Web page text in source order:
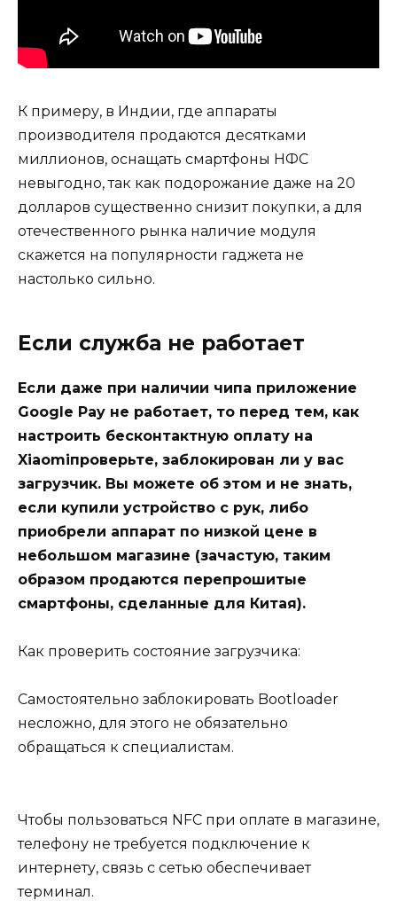
К примеру, в Индии, где аппараты
производителя продаются десятками
миллионов, оснащать смартфоны НФС
невыгодно, так как подорожание даже на 20
долларов существенно снизит покупки, а для
отечественного рынка наличие модуля
скажется на популярности гаджета не
настолько сильно.
Если служба не работает
Если даже при наличии чипа приложение
Google Pay не работает, то перед тем, как
настроить бесконтактную оплату на
Xiaomiпроверьте, заблокирован ли у вас
загрузчик. Вы можете об этом и не знать,
если купили устройство с рук, либо
приобрели аппарат по низкой цене в
небольшом магазине (зачастую, таким
образом продаются перепрошитые
смартфоны, сделанные для Китая).
Как проверить состояние загрузчика:
Самостоятельно заблокировать Bootloader
несложно, для этого не обязательно
обращаться к специалистам.
Чтобы пользоваться NFC при оплате в магазине,
телефону не требуется подключение к
интернету, связь с сетью обеспечивает
терминал.